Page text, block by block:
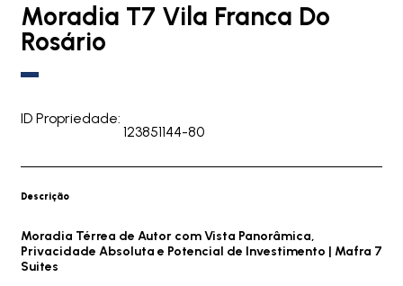
Moradia T7 Vila Franca Do
Rosário
ID Propriedade:
123851144-80
Descrição
Moradia Térrea de Autor com Vista Panorâmica,
Privacidade Absoluta e Potencial de Investimento | Mafra 7
Suites